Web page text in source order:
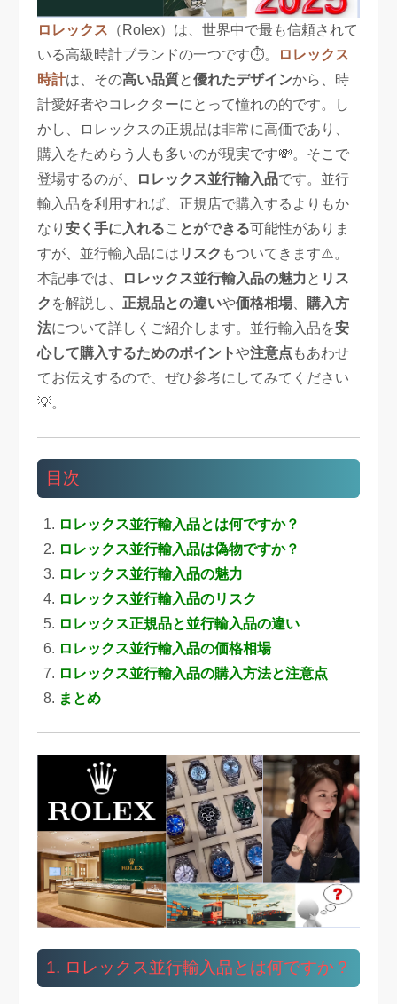
ロレックス （Rolex）は、世界中で最も信頼されて
いる高級時計ブランドの一つです⏱️。
ロレックス
時計は、その高い品質と優れたデザインから、時
計愛好者やコレクターにとって憧れの的です。し
かし、ロレックスの正規品は非常に高価であり、
購入をためらう人も多いのが現実です💸。そこで
登場するのが、
ロレックス並行輸入品です。並行
輸入品を利用すれば、正規店で購入するよりもか
なり安く手に入れることができる可能性がありま
すが、並行輸入品には リスク もついてきます⚠️。
本記事では、
ロレックス並行輸入品の魅力と リス
ク を解説し、正規品との違いや価格相場、 購入方
法について詳しくご紹介します。並行輸入品を安
心して購入するためのポイントや注意点 もあわせ
てお伝えするので、ぜひ参考にしてみてください
💡。
目次
ロレックス並行輸入品とは何ですか？
ロレックス並行輸入品は偽物ですか？
ロレックス並行輸入品の魅力
ロレックス並行輸入品のリスク
ロレックス正規品と並行輸入品の違い
ロレックス並行輸入品の価格相場
ロレックス並行輸入品の購入方法と注意点
まとめ
1. ロレックス並行輸入品とは何ですか？